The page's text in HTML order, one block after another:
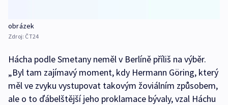
obrázek
Zdroj: ČT24
Hácha podle Smetany neměl v Berlíně příliš na výběr.
„Byl tam zajímavý moment, kdy Hermann Göring, který
měl ve zvyku vystupovat takovým žoviálním způsobem,
ale o to ďábelštější jeho proklamace bývaly, vzal Háchu